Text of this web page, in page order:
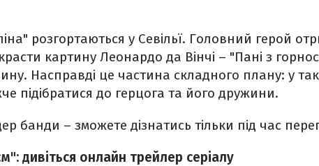
розгортаються у Севільї. Головний герой
картину Леонардо да Вінчі – "Пані з
Насправді це частина складного плану: у
підібратися до герцога та його дружини.
банди – зможете дізнатись тільки під час
дивіться онлайн трейлер серіалу